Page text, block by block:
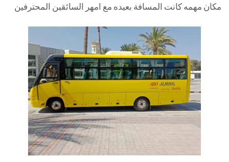
مكان مهمه كانت المسافة بعيده مع امهر السائقين المحترفين